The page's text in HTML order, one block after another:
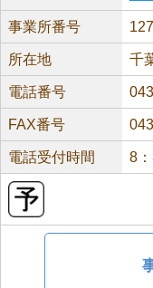
事業所番号
所在地 千
電話番号
FAX番号
電話受付時間 8